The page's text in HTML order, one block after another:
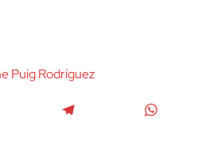
Puig Rodrí­guez